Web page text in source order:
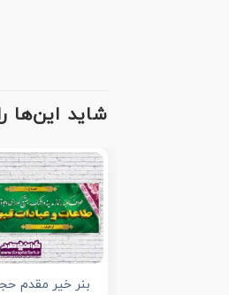
شاید این‌ها
بنر خیر مقدم